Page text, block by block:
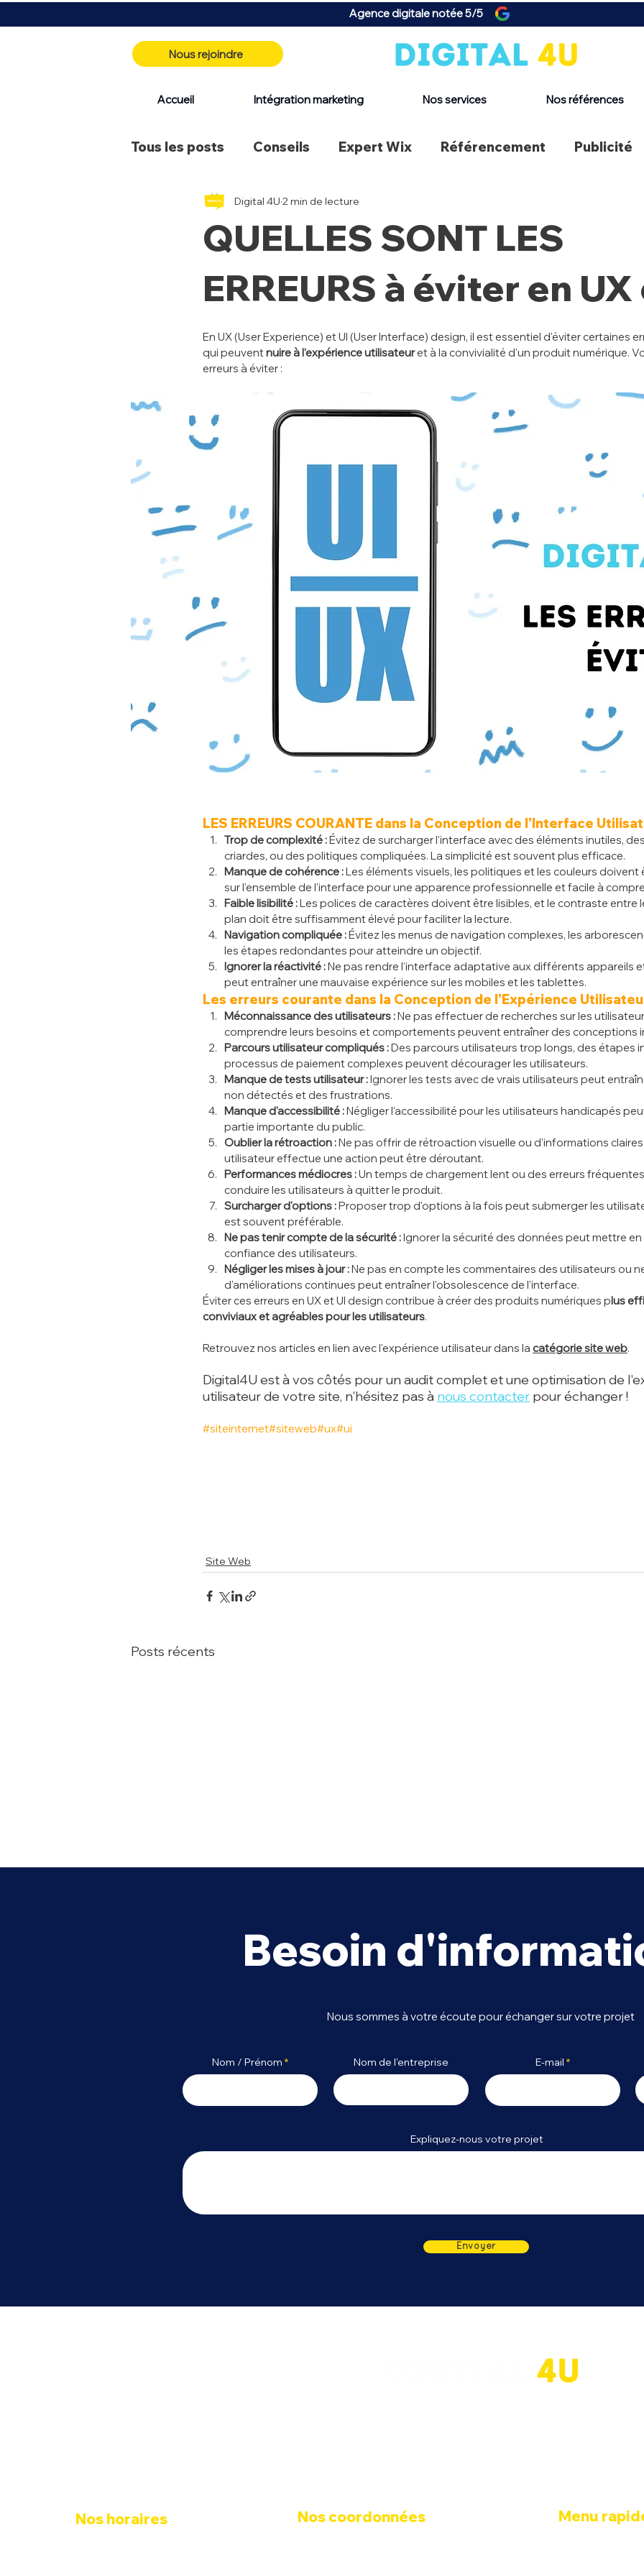
Agence digitale notée 5/5
Nous rejoindre
Accueil Intégration marketing Nos services Nos références
Tous les posts Conseils Expert Wix Référencement Publicité
Identité visuelle
QUELLES SONT LES
ERREURS à éviter en UX
Digital 4U 2 min de lecture
En UX (User Experience) et UI (User Interface) design, il est essentiel d'éviter certaines
qui peuvent nuire à l'expérience utilisateur et à la convivialité d'un produit numérique.
erreurs à éviter :
LES ERREURS COURANTE dans la Conception de l'Interface
Trop de complexité : Évitez de surcharger l'interface avec des éléments inutiles,
criardes, ou des politiques compliquées. La simplicité est souvent plus efficace.
Manque de cohérence : Les éléments visuels, les politiques et les couleurs doivent
sur l'ensemble de l'interface pour une apparence professionnelle et facile à
Faible lisibilité : Les polices de caractères doivent être lisibles, et le contraste entre
plan doit être suffisamment élevé pour faciliter la lecture.
Navigation compliquée : Évitez les menus de navigation complexes, les
les étapes redondantes pour atteindre un objectif.
Ignorer la réactivité : Ne pas rendre l'interface adaptative aux différents appareils
peut entraîner une mauvaise expérience sur les mobiles et les tablettes.
Les erreurs courante dans la Conception de l'Expérience
Méconnaissance des utilisateurs : Ne pas effectuer de recherches sur les
comprendre leurs besoins et comportements peuvent entraîner des conceptions
Parcours utilisateur compliqués : Des parcours utilisateurs trop longs, des étapes
processus de paiement complexes peuvent décourager les utilisateurs.
Manque de tests utilisateur : Ignorer les tests avec de vrais utilisateurs peut
non détectés et des frustrations.
Manque d'accessibilité : Négliger l'accessibilité pour les utilisateurs handicapés
partie importante du public.
Oublier la rétroaction : Ne pas offrir de rétroaction visuelle ou d'informations
utilisateur effectue une action peut être déroutant.
Performances médiocres : Un temps de chargement lent ou des erreurs
conduire les utilisateurs à quitter le produit.
Surcharger d'options : Proposer trop d'options à la fois peut submerger les
est souvent préférable.
Ne pas tenir compte de la sécurité : Ignorer la sécurité des données peut mettre en
confiance des utilisateurs.
Négliger les mises à jour : Ne pas en compte les commentaires des utilisateurs ou
d'améliorations continues peut entraîner l'obsolescence de l'interface.
Éviter ces erreurs en UX et UI design contribue à créer des produits numériques plus
conviviaux et agréables pour les utilisateurs.
Retrouvez nos articles en lien avec l'expérience utilisateur dans la catégorie site web.
Digital4U est à vos côtés pour un audit complet et une optimisation de
utilisateur de votre site, n'hésitez pas à nous contacter pour échanger !
#siteinternet#siteweb#ux#ui
Site Web
Posts récents
pratiques UX et UI
Besoin
Nous sommes à votre écoute pour échanger sur votre projet
Nom / Prénom Nom de l'entreprise E-mail
Expliquez-nous votre projet
Envoyer
Nos horaires Nos coordonnées Menu